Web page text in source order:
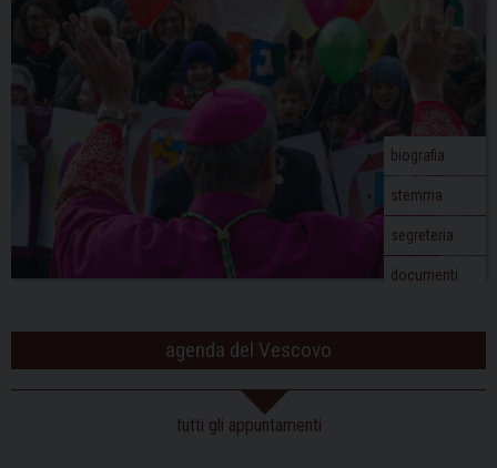
biografia
stemma
segreteria
documenti
agenda del Vescovo
tutti gli appuntamenti